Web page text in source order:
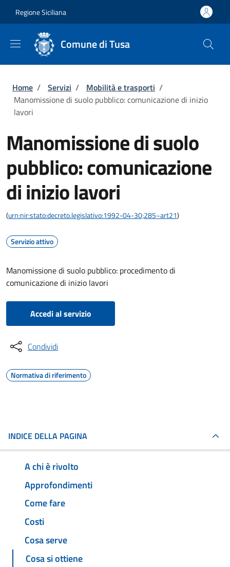
Regione Siciliana
Comune di Tusa
Briciole di pane
Home / Servizi / Mobilità e trasporti /
Manomissione di suolo pubblico: comunicazione di inizio
lavori
Manomissione di suolo
pubblico: comunicazione
di inizio lavori
(urn:nir:stato:decreto.legislativo:1992-04-30;285~art21)
Servizio attivo
Manomissione di suolo pubblico: procedimento di
comunicazione di inizio lavori
Accedi al servizio
Condividi
Normativa di riferimento
INDICE DELLA PAGINA
A chi è rivolto
Approfondimenti
Come fare
Costi
Cosa serve
Cosa si ottiene